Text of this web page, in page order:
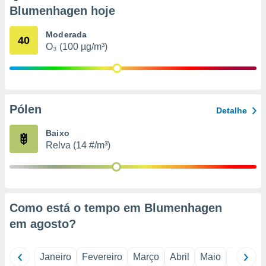
qual se
ou opor-
qualquer
o
num
Blumenhagen hoje
40 Moderada
O₃ (100 µg/m³)
Pólen Detalhe
Baixo
Relva (14 #/m³)
Como está o tempo em Blumenhagen
em agosto?
Janeiro Fevereiro Março Abril Maio Junho